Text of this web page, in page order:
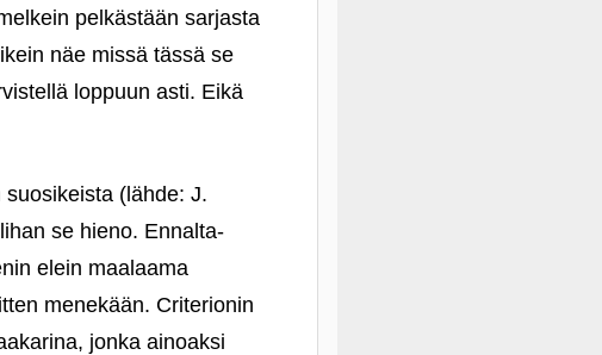
pelkästään sarjasta
näe missä tässä se
loppuun asti. Eikä
(lähde: J.
se hieno. Ennalta-
elein maalaama
menekään. Criterionin
jonka ainoaksi